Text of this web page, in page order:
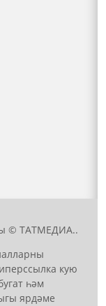
© ТАТМЕДИА..
кую
һәм
ярдәме